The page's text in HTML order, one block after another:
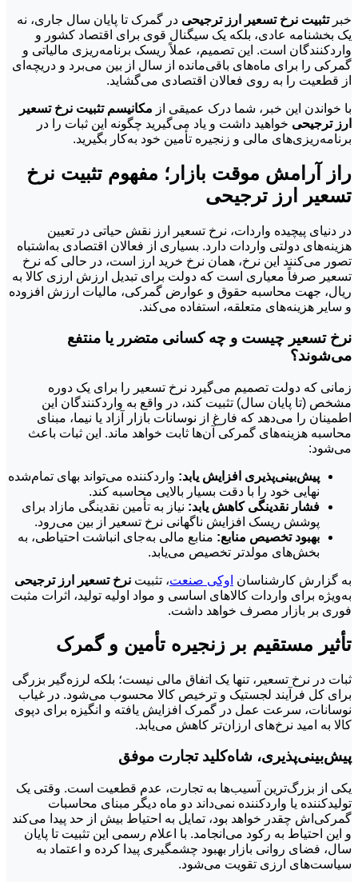
خبرتثبیت نرخ تسعیر ارز ترجیحی در گمرک تا پایان سال جاری، نه
یک بخشنامه عادی، بلکه یک سیگنال قوی برای اقتصاد کشور و
واردکنندگان است. این تصمیم، عملاً ریسک برنامه‌ریزی مالیاتی و
گمرکی را برای ماه‌های باقی‌مانده از سال از بین می‌برد و دریچه‌ای
از قطعیت را به روی فعالان اقتصادی می‌گشاید.
با خواندن این خبر، شما درک عمیقی از مکانیسم تثبیت نرخ تسعیر
ارز ترجیحی خواهید داشت و یاد می‌گیرید چگونه این ثبات را در
برنامه‌ریزی‌های مالی و زنجیره تأمین خود به‌کار بگیرید.
راز آرامش موقت بازار؛ مفهوم تثبیت نرخ
تسعیر ارز ترجیحی
در دنیای پیچیده واردات، نرخ تسعیر ارز نقش حیاتی در تعیین
هزینه‌های دولتی واردات دارد. بسیاری از فعالان اقتصادی به‌اشتباه
تصور می‌کنند این نرخ، همان نرخ خرید ارز است، در حالی که نرخ
تسعیر صرفاً معیاری است که دولت برای تبدیل ارزش ارزی کالا به
ریال، جهت محاسبه حقوق و عوارض گمرکی، مالیات ارزش افزوده
و سایر هزینه‌های متعلقه، استفاده می‌کند.
نرخ تسعیر چیست و چه کسانی متضرر یا منتفع
می‌شوند؟
زمانی که دولت تصمیم می‌گیرد نرخ تسعیر را برای یک دوره
مشخص (تا پایان سال) تثبیت کند، در واقع به واردکنندگان این
اطمینان را می‌دهد که فارغ از نوسانات بازار آزاد یا نیما، مبنای
محاسبه هزینه‌های گمرکی آن‌ها ثابت خواهد ماند. این ثبات باعث
می‌شود:
پیش‌بینی‌پذیری افزایش یابد: واردکننده می‌تواند بهای تمام‌شده
نهایی خود را با دقت بسیار بالایی محاسبه کند.
فشار نقدینگی کاهش یابد: نیاز به تأمین نقدینگی مازاد برای
پوشش ریسک افزایش ناگهانی نرخ تسعیر از بین می‌رود.
بهبود تخصیص منابع: منابع مالی به‌جای انباشت احتیاطی، به
بخش‌های مولدتر تخصیص می‌یابد.
به گزارش کارشناسان اوکی صنعت، تثبیت نرخ تسعیر ارز ترجیحی
به‌ویژه برای واردات کالاهای اساسی و مواد اولیه تولید، اثرات مثبت
فوری بر بازار مصرف خواهد داشت.
تأثیر مستقیم بر زنجیره تأمین و گمرک
ثبات در نرخ تسعیر، تنها یک اتفاق مالی نیست؛ بلکه لرزه‌گیر بزرگی
برای کل فرآیند لجستیک و ترخیص کالا محسوب می‌شود. در غیاب
نوسانات، سرعت عمل در گمرک افزایش یافته و انگیزه برای دپوی
کالا به امید نرخ‌های ارزان‌تر کاهش می‌یابد.
پیش‌بینی‌پذیری، شاه‌کلید تجارت موفق
یکی از بزرگ‌ترین آسیب‌ها به تجارت، عدم قطعیت است. وقتی یک
تولیدکننده یا واردکننده نمی‌داند دو ماه دیگر مبنای محاسبات
گمرکی‌اش چقدر خواهد بود، تمایل به احتیاط بیش از حد پیدا می‌کند
و این احتیاط به رکود می‌انجامد. با اعلام رسمی این تثبیت تا پایان
سال، فضای روانی بازار بهبود چشمگیری پیدا کرده و اعتماد به
سیاست‌های ارزی تقویت می‌شود.